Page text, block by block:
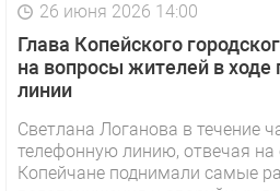
26 июня 2026 14:00
Глава Копейского
на вопросы жителей в
линии
Светлана Логанова в течение
телефонную линию, отвечая
Копейчане поднимали самые